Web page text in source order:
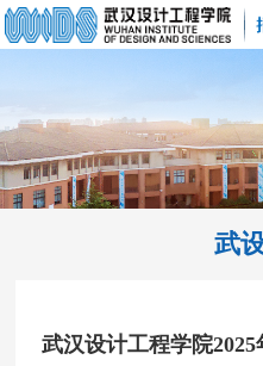
武
武汉设计工程学院